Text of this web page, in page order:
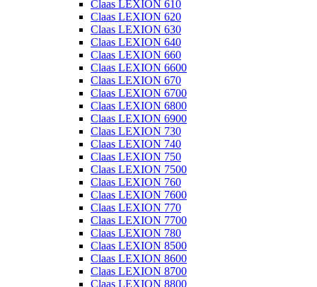
Claas LEXION 610
Claas LEXION 620
Claas LEXION 630
Claas LEXION 640
Claas LEXION 660
Claas LEXION 6600
Claas LEXION 670
Claas LEXION 6700
Claas LEXION 6800
Claas LEXION 6900
Claas LEXION 730
Claas LEXION 740
Claas LEXION 750
Claas LEXION 7500
Claas LEXION 760
Claas LEXION 7600
Claas LEXION 770
Claas LEXION 7700
Claas LEXION 780
Claas LEXION 8500
Claas LEXION 8600
Claas LEXION 8700
Claas LEXION 8800